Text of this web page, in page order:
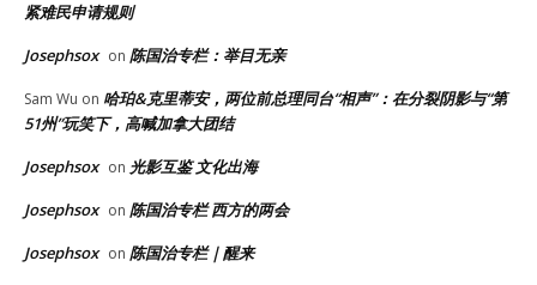
紧难民申请规则
Josephsox on 陈国治专栏：举目无亲
Sam Wu on 哈珀&克里蒂安，两位前总理同台“相声”：在分裂阴影与“第
51州”玩笑下，高喊加拿大团结
Josephsox on 光影互鉴 文化出海
Josephsox on 陈国治专栏 西方的两会
Josephsox on 陈国治专栏｜醒来